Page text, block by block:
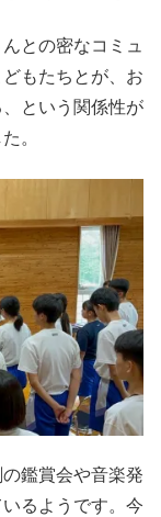
との密なコミュ
もたちとが、お
という関係性が
。
鑑賞会や音楽発
るようです。今